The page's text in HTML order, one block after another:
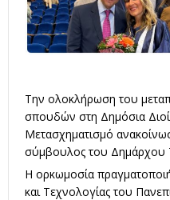
Την ολοκλήρωση του
σπουδών στη Δημόσια
Μετασχηματισμό
σύμβουλος του Δημάρχου
Η ορκωμοσία
και Τεχνολογίαςτου